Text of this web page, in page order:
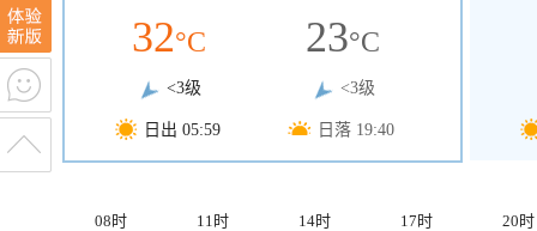
32°C
<3级
日出 05:59
23°C
<3级
日落 19:40
08时 11时 14时 17时 20时